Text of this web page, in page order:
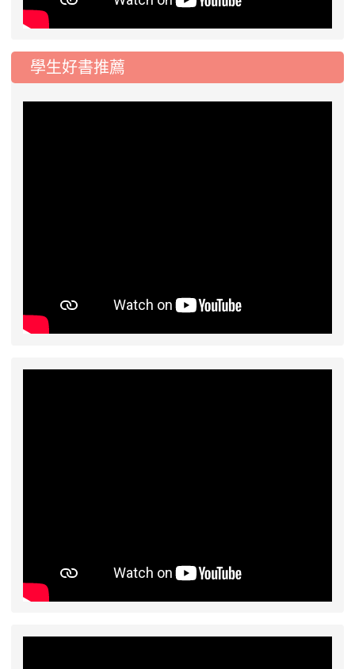
學生好書推薦